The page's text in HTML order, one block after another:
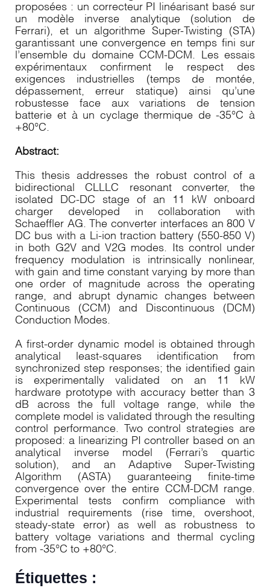
proposées : un correcteur PI linéarisant basé sur
un modèle inverse analytique (solution de
Ferrari), et un algorithme Super-Twisting (STA)
garantissant une convergence en temps fini sur
l’ensemble du domaine CCM-DCM. Les essais
expérimentaux confirment le respect des
exigences industrielles (temps de montée,
dépassement, erreur statique) ainsi qu’une
robustesse face aux variations de tension
batterie et à un cyclage thermique de -35°C à
+80°C.
Abstract:
This thesis addresses the robust control of a
bidirectional CLLLC resonant converter, the
isolated DC-DC stage of an 11 kW onboard
charger developed in collaboration with
Schaeffler AG. The converter interfaces an 800 V
DC bus with a Li-ion traction battery (550-850 V)
in both G2V and V2G modes. Its control under
frequency modulation is intrinsically nonlinear,
with gain and time constant varying by more than
one order of magnitude across the operating
range, and abrupt dynamic changes between
Continuous (CCM) and Discontinuous (DCM)
Conduction Modes.
A first-order dynamic model is obtained through
analytical least-squares identification from
synchronized step responses; the identified gain
is experimentally validated on an 11 kW
hardware prototype with accuracy better than 3
dB across the full voltage range, while the
complete model is validated through the resulting
control performance. Two control strategies are
proposed: a linearizing PI controller based on an
analytical inverse model (Ferrari’s quartic
solution), and an Adaptive Super-Twisting
Algorithm (ASTA) guaranteeing finite-time
convergence over the entire CCM-DCM range.
Experimental tests confirm compliance with
industrial requirements (rise time, overshoot,
steady-state error) as well as robustness to
battery voltage variations and thermal cycling
from -35°C to +80°C.
Étiquettes :